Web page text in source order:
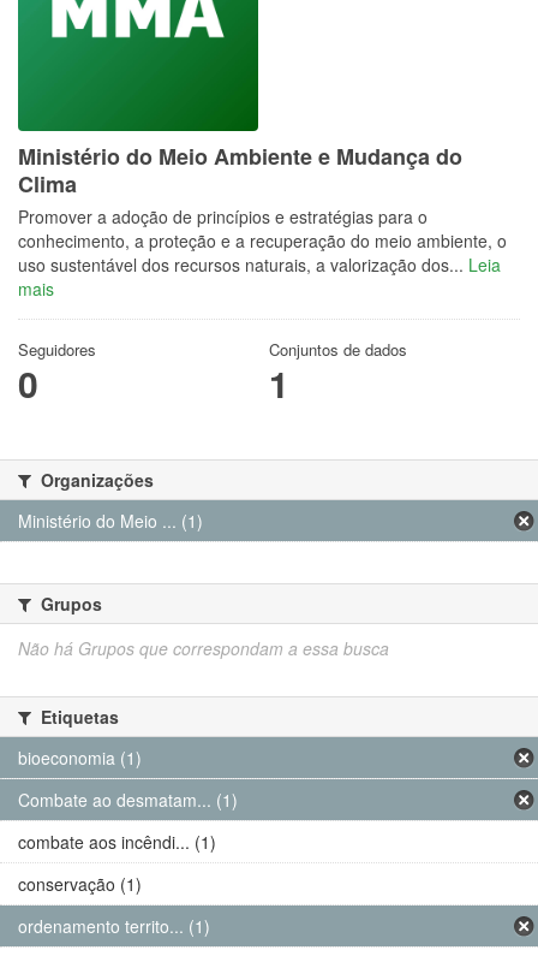
Ministério do Meio Ambiente e Mudança do
Clima
Promover a adoção de princípios e estratégias para o
conhecimento, a proteção e a recuperação do meio ambiente, o
uso sustentável dos recursos naturais, a valorização dos... Leia
mais
Seguidores
0
Conjuntos de dados
1
Organizações
Ministério do Meio ... (1)
Grupos
Não há Grupos que correspondam a essa busca
Etiquetas
bioeconomia (1)
Combate ao desmatam... (1)
combate aos incêndi... (1)
conservação (1)
ordenamento territo... (1)